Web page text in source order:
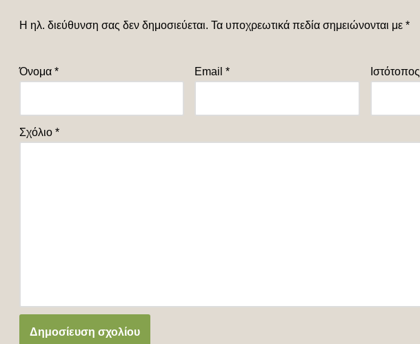
Η ηλ. διεύθυνση σας δεν δημοσιεύεται. Τα υποχρεωτικά πεδία σημειώνονται με *
Όνομα * Email* Ιστότοπος
Σχόλιο *